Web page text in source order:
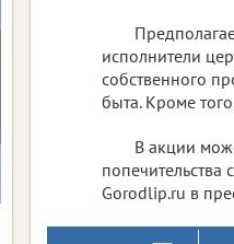
исполнители
собственного
быта. Кроме
В акции
Gorodlip.ru в